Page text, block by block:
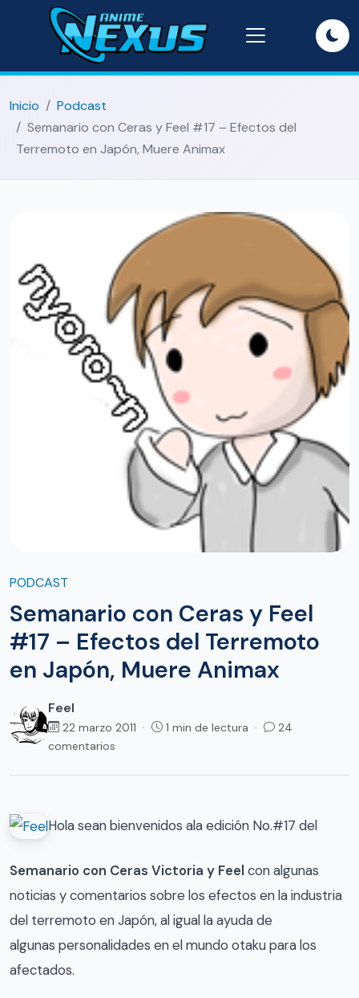
Inicio
Podcast
Semanario con Ceras y Feel #17 – Efectos del
Terremoto en Japón, Muere Animax
PODCAST
Semanario con Ceras y Feel
#17 – Efectos del Terremoto
en Japón, Muere Animax
Feel
22 marzo 2011 · 1 min de lectura ·
24
comentarios
Hola sean bienvenidos ala edición No.#17 del
Semanario con Ceras Victoria y Feel con algunas
noticias y comentarios sobre los efectos en la industria
del terremoto en Japón, al igual la ayuda de
algunas personalidades en el mundo otaku para los
afectados.